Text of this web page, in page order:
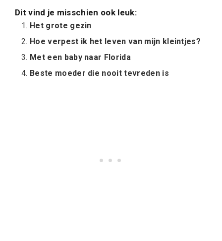
Dit vind je misschien ook leuk:
Het grote gezin
Hoe verpest ik het leven van mijn kleintjes?
Met een baby naar Florida
Beste moeder die nooit tevreden is